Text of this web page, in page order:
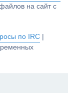
на сайт с
по IRC